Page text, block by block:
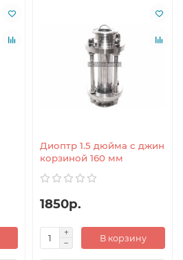
Диоптр 1.5 дюйма с джин
корзиной 160 мм
1850р.
В корзину